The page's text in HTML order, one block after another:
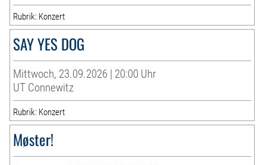
Rubrik: Konzert
SAY YES DOG
Mittwoch, 23.09.2026 | 20:00 Uhr
UT Connewitz
Rubrik: Konzert
Møster!